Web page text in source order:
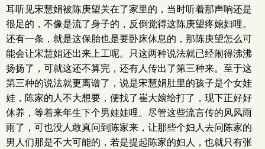
耳听见宋慧娟被陈庚望关在了家里的，当时听着那声响还是
很足的，不像是流了身子的，反倒觉得这陈庚望疼媳妇哩。
还有一条，就是这保胎也是要卧床休息的，那陈庚望怎么可
能会让宋慧娟还出来上工呢。只这两种说法就已经闹得沸沸
扬扬了，可就这还不算完，还有人传出了第三种来。至于这
第三种的说法就更离谱了，说是宋慧娟肚里的孩子是个女娃
娃，陈家的人不大想要，便找了崔大娘给打了，现下正好好
休养，等着来年生下个男娃娃哩。尽管这些流言传的风风雨
雨了，可也没人敢真问到陈家来，让那些个妇人去问陈家的
男人们那是不大可能的，若是提起陈家的妇人，也就只有张